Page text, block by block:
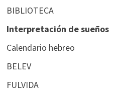
BIBLIOTECA
Interpretación de sueños
Calendario hebreo
BELEV
FULVIDA